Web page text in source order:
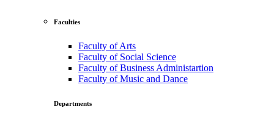
Faculties
Faculty of Arts
Faculty of Social Science
Faculty of Business Administartion
Faculty of Music and Dance
Departments